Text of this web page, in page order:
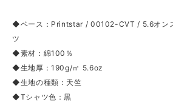
◆ベース：Printstar / 00102-CVT / 5.6オン
ツ
◆素材：綿100％
◆生地厚：190g/㎡ 5.6oz
◆生地の種類：天竺
◆Tシャツ色：黒